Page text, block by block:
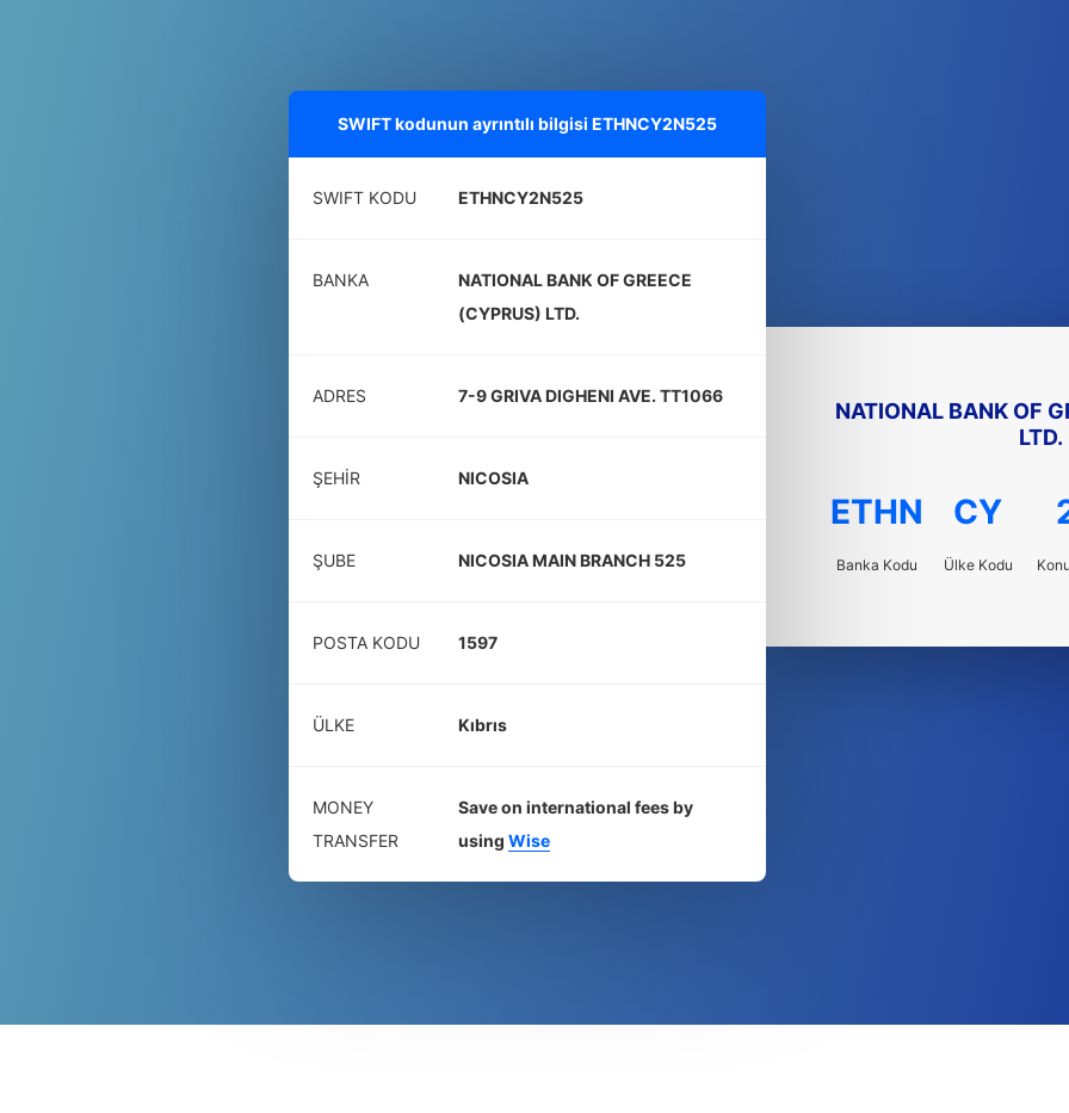
SWIFT kodunun ayrıntılı bilgisi ETHNCY2N525
SWIFT KODU ETHNCY2N525
BANKA
NATIONAL BANK OF GREECE
(CYPRUS) LTD.
ADRES 7-9 GRIVA DIGHENI AVE. TT1066
ŞEHIR NICOSIA
ŞUBE NICOSIA MAIN BRANCH 525
POSTA KODU 1597
ÜLKE Kıbrıs
MONEY
TRANSFER
Save on international fees by
using Wise
NATIONAL BANK OF
LTD.
ETHN
Banka Kodu
CY
Ülke Kodu